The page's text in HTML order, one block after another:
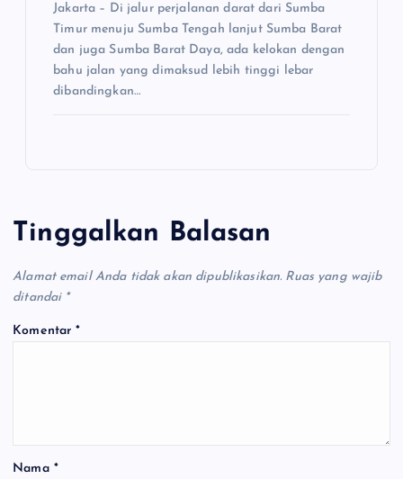
Jakarta – Di jalur perjalanan darat dari Sumba
Timur menuju Sumba Tengah lanjut Sumba Barat
dan juga Sumba Barat Daya, ada kelokan dengan
bahu jalan yang dimaksud lebih tinggi lebar
dibandingkan…
Tinggalkan Balasan
Alamat email Anda tidak akan dipublikasikan. Ruas yang wajib
ditandai *
Komentar*
Nama *